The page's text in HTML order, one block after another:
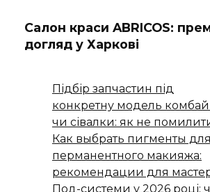
Салон краси ABRICOS:
догляд у Харкові
Підбір запчастин під
конкретну модель
чи сівалки: як не
Как выбрать пигменты для
перманентного макияжа:
рекомендации для
Под-системи у 2026 році: